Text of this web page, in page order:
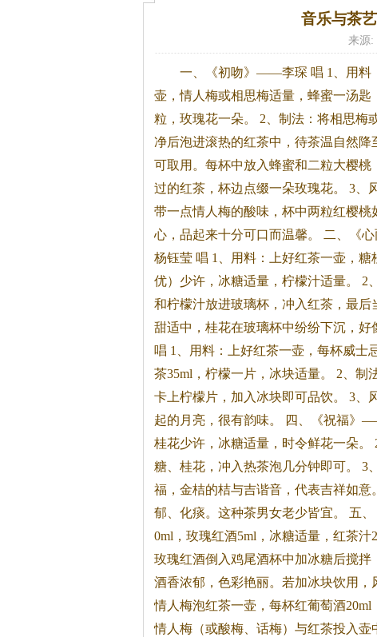
音乐与茶
来源
一、《初吻》——李琛 唱 1、用料
壶，情人梅或相思梅适量，蜂蜜一汤匙
粒，玫瑰花一朵。
2、制法：将相思梅
净后泡进滚热的红茶中，待茶温自然降
可取用。每杯中放入蜂蜜和二粒大樱桃
过的红茶，杯边点缀一朵玫瑰花。 3、
带一点情人梅的酸味，杯中两粒红樱桃
心，品起来十分可口而温馨。 二、《
杨钰莹 唱 1、用料：上好红茶一壶，糖
优）少许，冰糖适量，柠檬汁适量。 2
和柠檬汁放进玻璃杯，冲入红茶，最后
甜适中，桂花在玻璃杯中纷纷下沉，
唱 1、用料：上好红茶一壶，每杯威士
茶35ml，柠檬一片，冰块适量。 2、
卡上柠檬片，加入冰块即可品饮。 3、
起的月亮，很有韵味。 四、《祝福》
桂花少许，冰糖适量，时令鲜花一朵
糖、桂花，冲入热茶泡几分钟即可。 3
福，金桔的桔与吉谐音，代表吉祥如
郁、化痰。这种茶男女老少皆宜。 五
0ml，玫瑰红酒5ml，冰糖适量，红茶汁
玫瑰红酒倒入鸡尾酒杯中加冰糖后搅拌
酒香浓郁，色彩艳丽。若加冰块饮用
情人梅泡红茶一壶，每杯红葡萄酒
情人梅（或酸梅、话梅）与红茶投入壶